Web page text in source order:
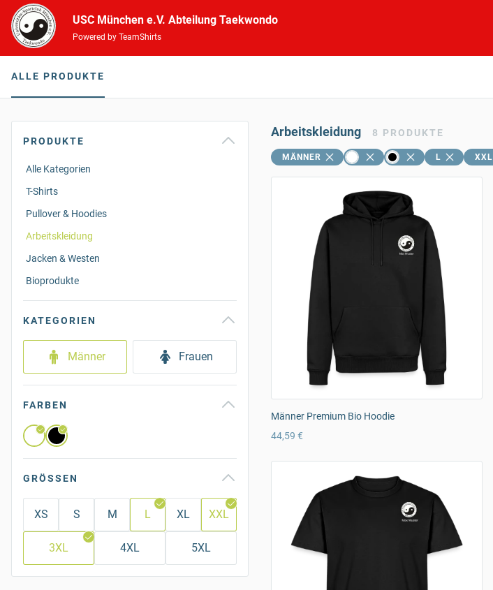
USC München e.V. Abteilung Taekwondo
Powered by TeamShirts
ALLE PRODUKTE
PRODUKTE
Alle Kategorien
T-Shirts
Pullover & Hoodies
Arbeitskleidung
Jacken & Westen
Bioprodukte
KATEGORIEN
Männer Frauen
FARBEN
GRÖSSEN
XS S M L XL XXL
3XL 4XL 5XL
Arbeitskleidung 8 PRODUKTE
MÄNNER L XXL
Männer Premium Bio Hoodie
44,59 €